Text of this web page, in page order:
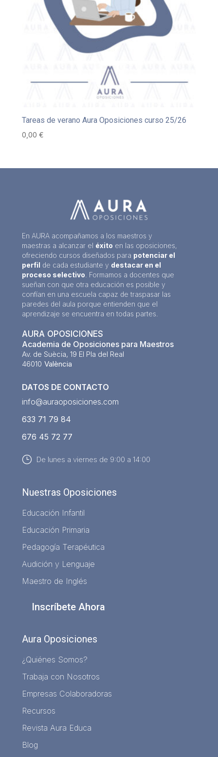
Tareas de verano Aura Oposiciones curso 25/26
0,00 €
En AURA acompañamos a los maestros y
maestras a alcanzar el éxito en las oposiciones,
ofreciendo cursos diseñados para potenciar el
perfil de cada estudiante y destacar en el
proceso selectivo . Formamos a docentes que
sueñan con que otra educación es posible y
confían en una escuela capaz de traspasar las
paredes del aula porque entienden que el
aprendizaje se encuentra en todas partes.
AURA OPOSICIONES
Academia de Oposiciones para Maestros
Av. de Suècia, 19 El Pla del Real
46010 València
DATOS DE CONTACTO
info@auraoposiciones.com
633 71 79 84
676 45 72 77
} De lunes a viernes de 9:00 a 14:00
Nuestras Oposiciones
Educación Infantil
Educación Primaria
Pedagogía Terapéutica
Audición y Lenguaje
Maestro de Inglés
Inscríbete Ahora
Aura Oposiciones
¿Quiénes Somos?
Trabaja con Nosotros
Empresas Colaboradoras
Recursos
Revista Aura Educa
Blog